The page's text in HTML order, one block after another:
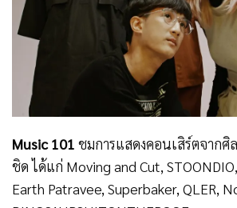
Music 101 ชมการแสดงคอนเสิร์ตจากศิ
ชิด ได้แก่ Moving and Cut,
Earth Patravee, Superbaker, QLER,